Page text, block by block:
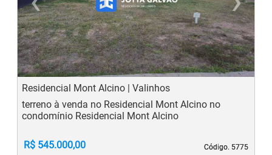
Previous
Residencial Mont Alcino | Valinhos
Código. 5775
Código. 5775
terreno à venda no Residencial Mont Alcino no
condomínio Residencial Mont Alcino
R$ 545.000,00